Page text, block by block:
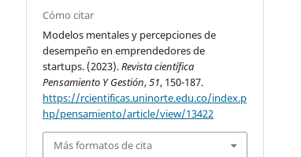
Cómo citar
Modelos mentales y percepciones de
desempeño en emprendedores de
startups. (2023).Revista científica
Pensamiento Y Gestión,51, 150-187.
https://rcientificas.uninorte.edu.co/index.p
hp/pensamiento/article/view/13422
Más formatos de cita